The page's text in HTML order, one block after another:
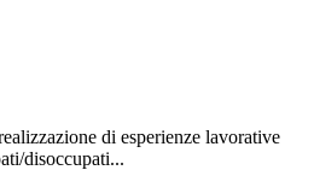
di esperienze lavorative
disoccupati...